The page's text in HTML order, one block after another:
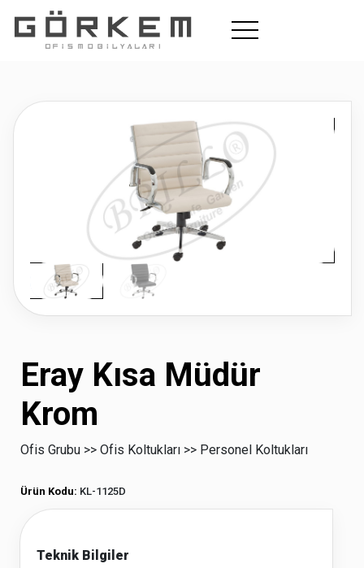
Ofis
Hakkımızda
Koltuk Tamiri
Eray Kısa Müdür
Krom
Ofis Grubu >> Ofis Koltukları >> Personel Koltukları
Ürün Kodu: KL-1125D